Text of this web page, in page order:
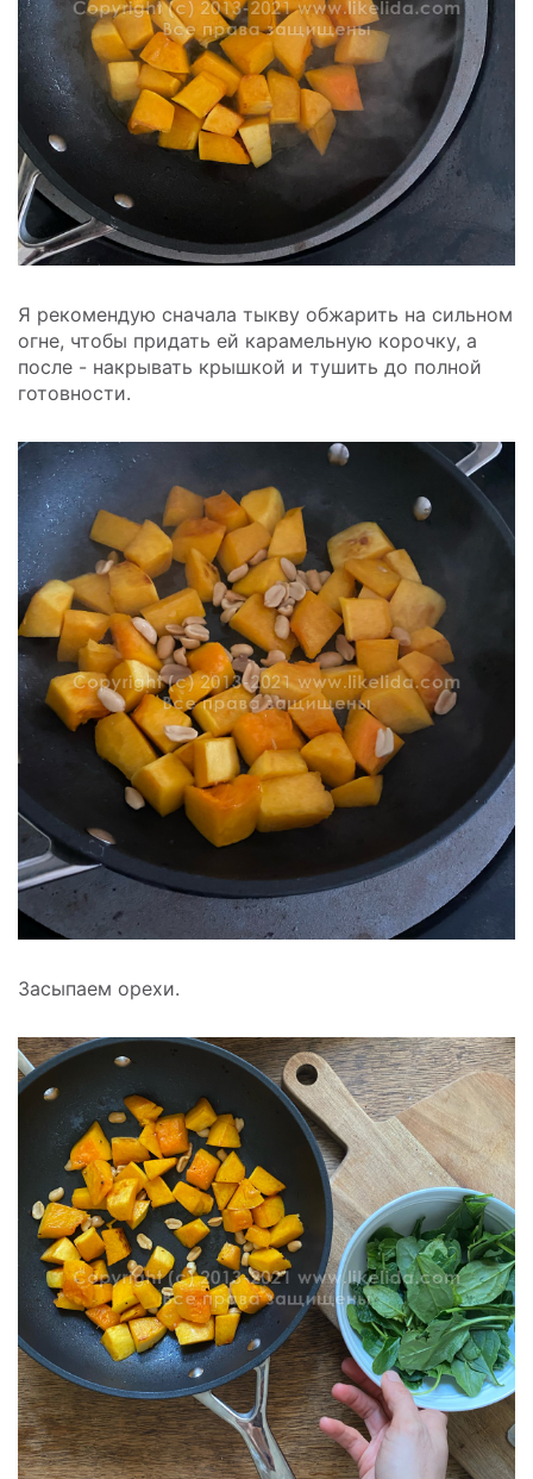
Я рекомендую сначала тыкву обжарить на сильном
огне, чтобы придать ей карамельную корочку, а
после - накрывать крышкой и тушить до полной
готовности.
Засыпаем орехи.